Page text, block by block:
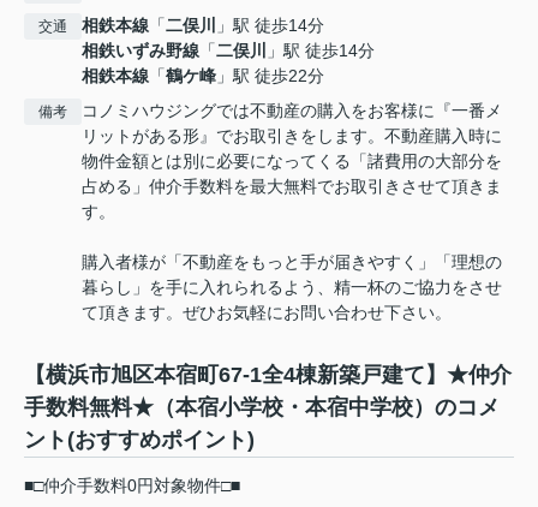
交通 相鉄本線 「二俣川
」駅 徒歩14分
相鉄いずみ野線 「二俣川
」駅 徒歩14分
相鉄本線 「鶴ケ峰 」駅 徒歩22分
備考
コノミハウジングでは不動産の購入をお客様に『一番メ
リットがある形』でお取引きをします。不動産購入時に
物件金額とは別に必要になってくる「諸費用の大部分を
占める」仲介手数料を最大無料でお取引きさせて頂きま
す。
購入者様が「不動産をもっと手が届きやすく」「理想の
暮らし」を手に入れられるよう、精一杯のご協力をさせ
て頂きます。ぜひお気軽にお問い合わせ下さい。
【横浜市旭区本宿町67-1全4棟新築戸建て】★仲介
手数料無料★（本宿小学校・本宿中学校）のコメ
ント(おすすめポイント)
■□仲介手数料0円対象物件□■